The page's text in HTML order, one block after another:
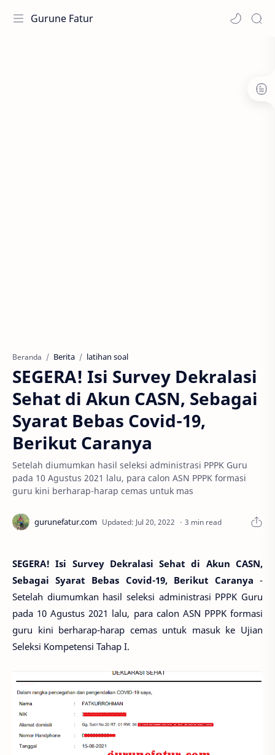
Gurune Fatur
Beranda Berita latihan soal
SEGERA! Isi Survey Dekralasi
Sehat di Akun CASN, Sebagai
Syarat Bebas Covid-19,
Berikut Caranya
Setelah diumumkan hasil seleksi administrasi PPPK Guru
pada 10 Agustus 2021 lalu, para calon ASN PPPK formasi
guru kini berharap-harap cemas untuk mas
3 min read
SEGERA! Isi Survey Dekralasi Sehat di Akun CASN,
Sebagai Syarat Bebas Covid-19, Berikut Caranya -
Setelah diumumkan hasil seleksi administrasi PPPK Guru
pada 10 Agustus 2021 lalu, para calon ASN PPPK formasi
guru kini berharap-harap cemas untuk masuk ke Ujian
Seleksi Kompetensi Tahap I.